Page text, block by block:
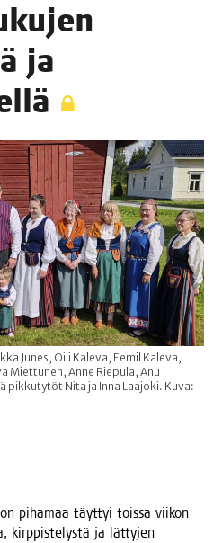
ja
Junes, Oili Kaleva, Eemil Kaleva,
Miettunen, Anne Riepula, Anu
pikkutytöt Nita ja Inna Laajoki. Kuva:
piha­maa täyt­tyi tois­sa vii­kon
kirp­pis­te­lys­tä ja lät­ty­jen